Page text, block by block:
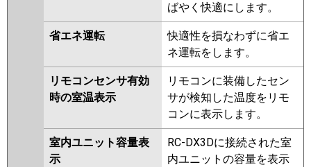
ばやく快適にします。
省エネ運転
快適性を損なわずに省エ
ネ運転をします。
リモコンセンサ有効
時の室温表示
リモコンに装備したセン
サが検知した温度をリモ
コンに表示します。
室内ユニット容量表
示
RC-DX3Dに接続された室
内ユニットの容量を表示